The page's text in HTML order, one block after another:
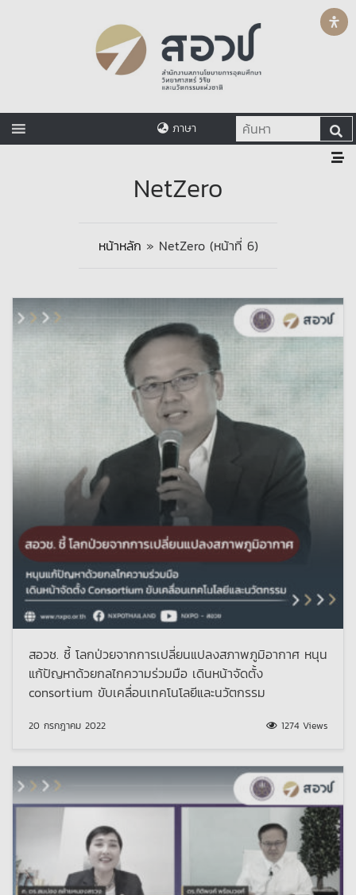
ภาษา
NetZero
หน้าหลัก » NetZero (หน้าที่ 6)
สอวช. ชี้ โลกป่วยจากการเปลี่ยนแปลงสภาพภูมิอากาศ หนุน
แก้ปัญหาด้วยกลไกความร่วมมือ เดินหน้าจัดตั้ง
consortium ขับเคลื่อนเทคโนโลยีและนวัตกรรม
20 กรกฎาคม 2022 1274 Views